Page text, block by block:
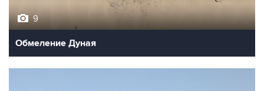
9
Обмеление Дуная